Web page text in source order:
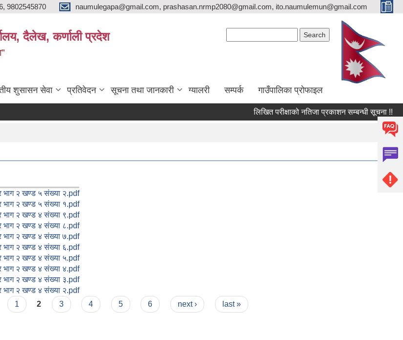
9802545870 naumulegapa@gmail.com, prashasan.nrmp2080@gmail.com, ito.naumulemun@gmail.com
दैलेख, कर्णाली प्रदेश
शुसासन सेवा प्रतिवेदन सूचना तथा जानकारी ग्यालरी सम्पर्क गाउँपालिका प्रोफाइल
लिखित परीक्षाको नतिजा प्रकाशन सम्बन्धी सूचना !!
भाग २ खण्ड ५ संख्या २.pdf
भाग २ खण्ड ५ संख्या १.pdf
भाग २ खण्ड ४ संख्या ९.pdf
भाग २ खण्ड ४ संख्या ८.pdf
भाग २ खण्ड ४ संख्या ७.pdf
भाग २ खण्ड ४ संख्या ६.pdf
भाग २ खण्ड ४ संख्या ५.pdf
भाग २ खण्ड ४ संख्या ४.pdf
भाग २ खण्ड ४ संख्या ३.pdf
भाग २ खण्ड ४ संख्या २.pdf
1 2 3 4 5 6 next › last »